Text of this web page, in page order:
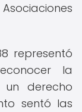
representó
la
derecho
sentó las